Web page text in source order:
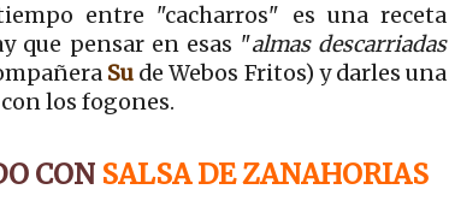
entre "cacharros" es una receta
que pensar en esas "almas descarriadas
Su de Webos Fritos) y darles una
los fogones.
CON SALSA DE ZANAHORIAS